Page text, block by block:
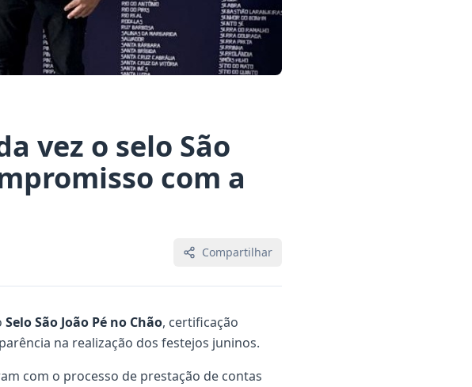
vez o selo São
com a
Compartilhar
Selo São João Pé no Chão, certificação
na realização dos festejos juninos.
com o processo de prestação de contas